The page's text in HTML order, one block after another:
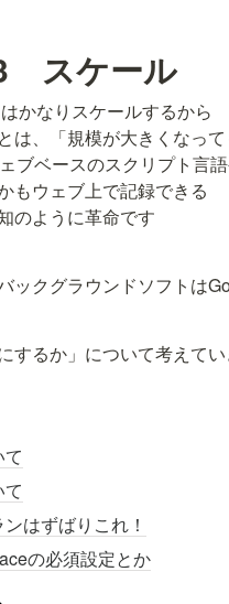
スケール
かなりスケールするから
は、「規模が大きくなっ
ブベースのスクリプト言
もウェブ上で記録できる
のように革命です
ックグラウンドソフトは
するか」について考えて
はずばりこれ！
の必須設定とか